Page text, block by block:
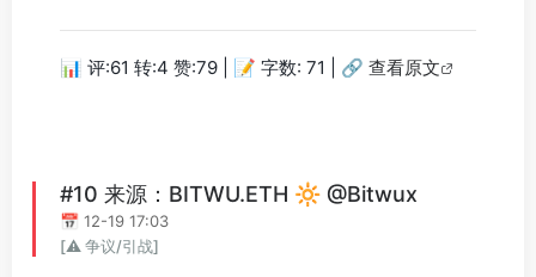
📊 评:61 转:4 赞:79 | 📝 字数: 71 | 🔗 查看原文
#10 来源：BITWU.ETH 🔆 @Bitwux
📅 12-19 17:03
[⚠️ 争议/引战]